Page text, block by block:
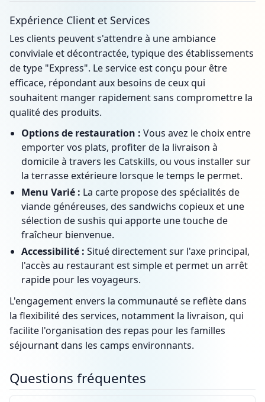
Expérience Client et Services
Les clients peuvent s'attendre à une ambiance
conviviale et décontractée, typique des établissements
de type "Express". Le service est conçu pour être
efficace, répondant aux besoins de ceux qui
souhaitent manger rapidement sans compromettre la
qualité des produits.
Options de restauration : Vous avez le choix entre
emporter vos plats, profiter de la livraison à
domicile à travers les Catskills, ou vous installer sur
la terrasse extérieure lorsque le temps le permet.
Menu Varié : La carte propose des spécialités de
viande généreuses, des sandwichs copieux et une
sélection de sushis qui apporte une touche de
fraîcheur bienvenue.
Accessibilité : Situé directement sur l'axe principal,
l'accès au restaurant est simple et permet un arrêt
rapide pour les voyageurs.
L'engagement envers la communauté se reflète dans
la flexibilité des services, notamment la livraison, qui
facilite l'organisation des repas pour les familles
séjournant dans les camps environnants.
Questions fréquentes